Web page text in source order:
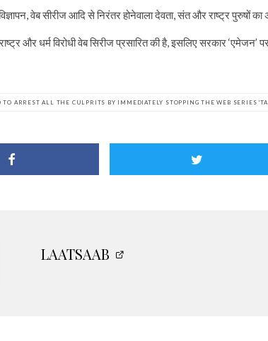
वेब सीरीज आदि से निरंतर होनेवाला देवता, संत और राष्ट्र पुरुषों
और धर्म विरोधी वेब सिरीज प्रसारित की है, इसलिए सरकार ‘एमेजन’
TO ARREST ALL THE CULPRITS BY IMMEDIATELY STOPPING THE WEB SERIES
LAATSAAB